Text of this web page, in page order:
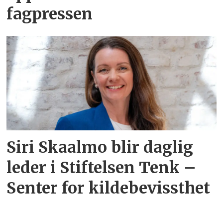
fagpressen
Siri Skaalmo blir daglig
leder i Stiftelsen Tenk –
Senter for kildebevissthet